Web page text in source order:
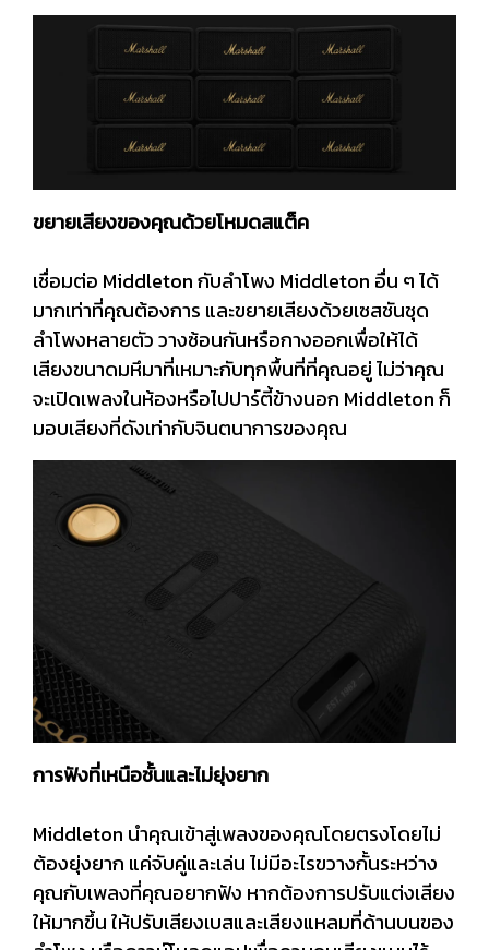
ขยายเสียงของคุณด้วยโหมดสแต็ค
เชื่อมต่อ Middleton กับลำโพง Middleton อื่น ๆ ได้
มากเท่าที่คุณต้องการ และขยายเสียงด้วยเซสชันชุด
ลำโพงหลายตัว วางซ้อนกันหรือกางออกเพื่อให้ได้
เสียงขนาดมหึมาที่เหมาะกับทุกพื้นที่ที่คุณอยู่ ไม่ว่าคุณ
จะเปิดเพลงในห้องหรือไปปาร์ตี้ข้างนอก Middleton ก็
มอบเสียงที่ดังเท่ากับจินตนาการของคุณ
การฟังที่เหนือชั้นและไม่ยุ่งยาก
Middleton นำคุณเข้าสู่เพลงของคุณโดยตรงโดยไม่
ต้องยุ่งยาก แค่จับคู่และเล่น ไม่มีอะไรขวางกั้นระหว่าง
คุณกับเพลงที่คุณอยากฟัง หากต้องการปรับแต่งเสียง
ให้มากขึ้น ให้ปรับเสียงเบสและเสียงแหลมที่ด้านบนของ